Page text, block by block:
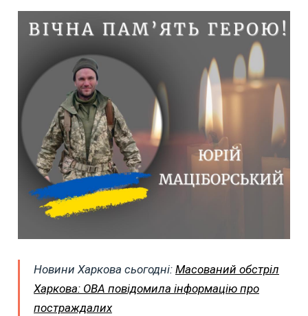
Новини Харкова сьогодні: Масований обстріл
Харкова: ОВА повідомила інформацію про
постраждалих